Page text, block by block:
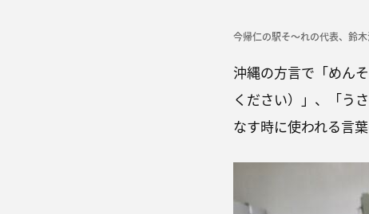
今帰仁の駅そ〜れの代表、鈴木
沖縄の方言で「めん
ください）」、「う
なす時に使われる言